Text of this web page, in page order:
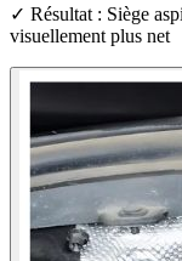
✓ Résultat : Siège
visuellement plus net